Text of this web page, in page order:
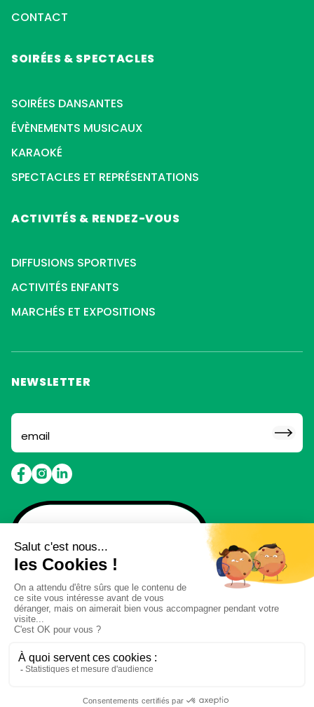
CONTACT
SOIRÉES & SPECTACLES
SOIRÉES DANSANTES
ÉVÈNEMENTS MUSICAUX
KARAOKÉ
SPECTACLES ET REPRÉSENTATIONS
ACTIVITÉS & RENDEZ-VOUS
DIFFUSIONS SPORTIVES
ACTIVITÉS ENFANTS
MARCHÉS ET EXPOSITIONS
NEWSLETTER
louper